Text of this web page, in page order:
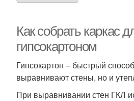
Как собрать каркас
гипсокартоном
Гипсокартон – быстрый
выравнивают стены, но и
При выравнивании стен ГКЛ